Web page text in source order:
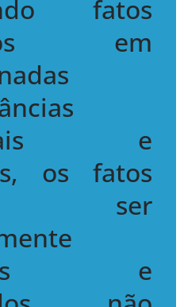
fatos
em
e
os fatos
ser
e